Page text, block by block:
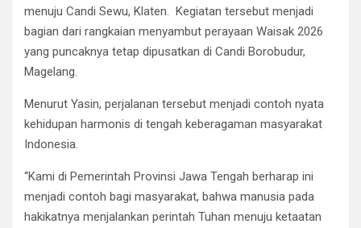
menuju Candi Sewu, Klaten. Kegiatan tersebut menjadi
bagian dari rangkaian menyambut perayaan Waisak 2026
yang puncaknya tetap dipusatkan di Candi Borobudur,
Magelang.
Menurut Yasin, perjalanan tersebut menjadi contoh nyata
kehidupan harmonis di tengah keberagaman masyarakat
Indonesia.
“Kami di Pemerintah Provinsi Jawa Tengah berharap ini
menjadi contoh bagi masyarakat, bahwa manusia pada
hakikatnya menjalankan perintah Tuhan menuju ketaatan